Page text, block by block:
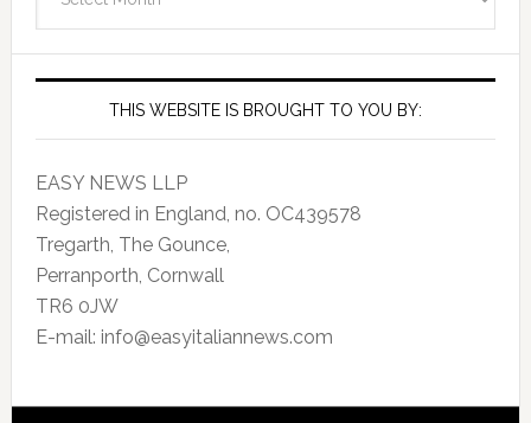
Archives
THIS WEBSITE IS BROUGHT TO YOU BY:
EASY NEWS LLP
Registered in England, no. OC439578
Tregarth, The Gounce,
Perranporth, Cornwall
TR6 0JW
E-mail: info@easyitaliannews.com